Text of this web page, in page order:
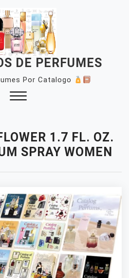
DE PERFUMES
Por Catalogo
1.7 FL. OZ.
SPRAY WOMEN